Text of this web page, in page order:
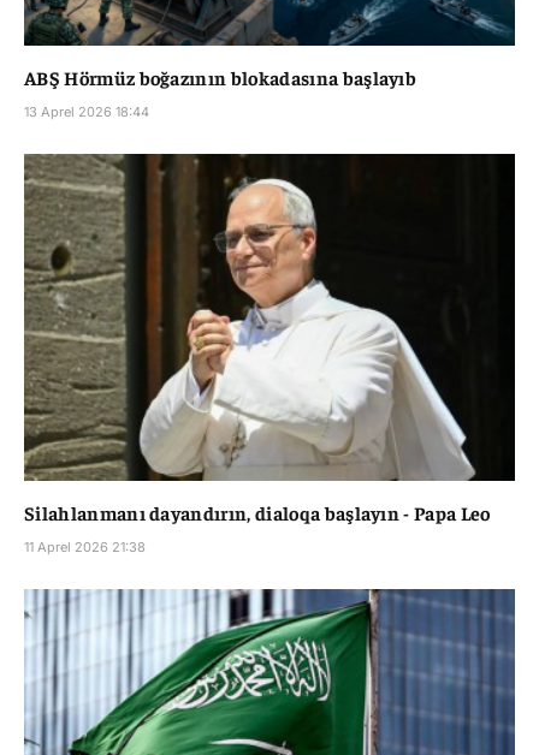
ABŞ Hörmüz boğazının blokadasına başlayıb
13 Aprel 2026 18:44
Silahlanmanı dayandırın, dialoqa başlayın - Papa Leo
11 Aprel 2026 21:38